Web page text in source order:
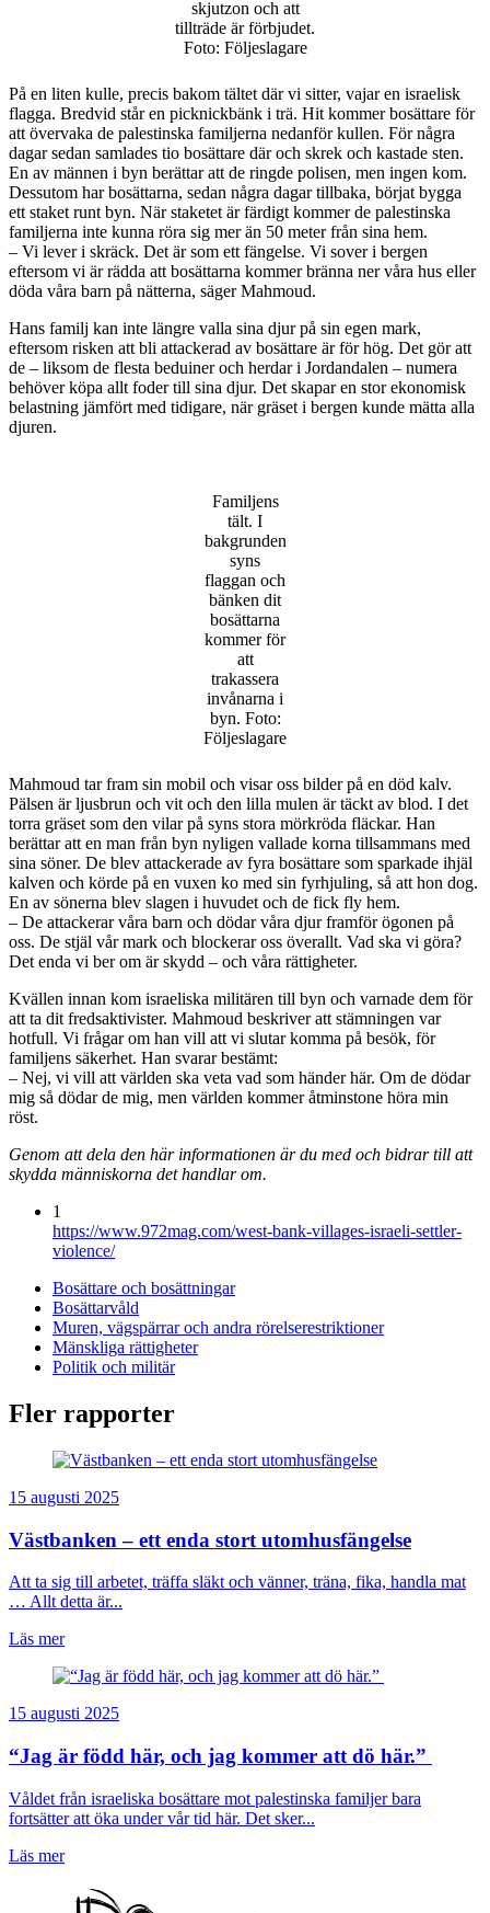
skjutzon och att
tillträde är förbjudet.
Foto: Följeslagare
På en liten kulle, precis bakom tältet där vi sitter, vajar en israelisk
flagga. Bredvid står en picknickbänk i trä. Hit kommer bosättare för
att övervaka de palestinska familjerna nedanför kullen. För några
dagar sedan samlades tio bosättare där och skrek och kastade sten.
En av männen i byn berättar att de ringde polisen, men ingen kom.
Dessutom har bosättarna, sedan några dagar tillbaka, börjat bygga
ett staket runt byn. När staketet är färdigt kommer de palestinska
familjerna inte kunna röra sig mer än 50 meter från sina hem.
– Vi lever i skräck. Det är som ett fängelse. Vi sover i bergen
eftersom vi är rädda att bosättarna kommer bränna ner våra hus eller
döda våra barn på nätterna, säger Mahmoud.
Hans familj kan inte längre valla sina djur på sin egen mark,
eftersom risken att bli attackerad av bosättare är för hög. Det gör att
de – liksom de flesta beduiner och herdar i Jordandalen – numera
behöver köpa allt foder till sina djur. Det skapar en stor ekonomisk
belastning jämfört med tidigare, när gräset i bergen kunde mätta alla
djuren.
Familjens
tält. I
bakgrunden
syns
flaggan och
bänken dit
bosättarna
kommer för
att
trakassera
invånarna i
byn. Foto:
Följeslagare
Mahmoud tar fram sin mobil och visar oss bilder på en död kalv.
Pälsen är ljusbrun och vit och den lilla mulen är täckt av blod. I det
torra gräset som den vilar på syns stora mörkröda fläckar. Han
berättar att en man från byn nyligen vallade korna tillsammans med
sina söner. De blev attackerade av fyra bosättare som sparkade ihjäl
kalven och körde på en vuxen ko med sin fyrhjuling, så att hon dog.
En av sönerna blev slagen i huvudet och de fick fly hem.
– De attackerar våra barn och dödar våra djur framför ögonen på
oss. De stjäl vår mark och blockerar oss överallt. Vad ska vi göra?
Det enda vi ber om är skydd – och våra rättigheter.
Kvällen innan kom israeliska militären till byn och varnade dem för
att ta dit fredsaktivister. Mahmoud beskriver att stämningen var
hotfull. Vi frågar om han vill att vi slutar komma på besök, för
familjens säkerhet. Han svarar bestämt:
– Nej, vi vill att världen ska veta vad som händer här. Om de dödar
mig så dödar de mig, men världen kommer åtminstone höra min
röst.
Genom att dela den här informationen är du med och bidrar till att
skydda människorna det handlar om.
1
https://www.972mag.com/west-bank-villages-israeli-settler-
violence/
Bosättare och bosättningar
Bosättarvåld
Muren, vägspärrar och andra rörelserestriktioner
Mänskliga rättigheter
Politik och militär
Fler rapporter
15 augusti 2025
Västbanken – ett enda stort utomhusfängelse
Att ta sig till arbetet, träffa släkt och vänner, träna, fika, handla mat
… Allt detta är...
Läs mer
15 augusti 2025
“Jag är född här, och jag kommer att dö här.”
Våldet från israeliska bosättare mot palestinska familjer bara
fortsätter att öka under vår tid här. Det sker...
Läs mer